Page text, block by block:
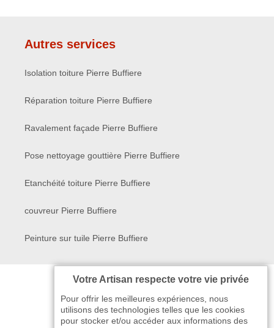
Autres services
Isolation toiture Pierre Buffiere
Réparation toiture Pierre Buffiere
Ravalement façade Pierre Buffiere
Pose nettoyage gouttière Pierre Buffiere
Etanchéité toiture Pierre Buffiere
couvreur Pierre Buffiere
Peinture sur tuile Pierre Buffiere
Votre Artisan respecte votre vie privée
Pour offrir les meilleures expériences, nous
utilisons des technologies telles que les cookies
pour stocker et/ou accéder aux informations des